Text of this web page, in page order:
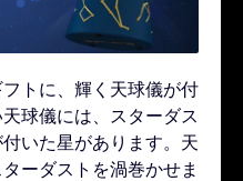
トに、輝く天球儀が付
球儀には、スターダス
いた星があります。天
ーダストを渦巻かせま